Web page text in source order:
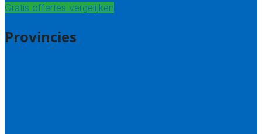
Gratis offertes vergelijken
Provincies